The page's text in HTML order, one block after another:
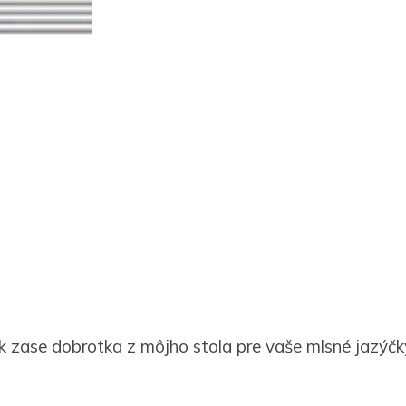
zase dobrotka z môjho stola pre vaše mlsné